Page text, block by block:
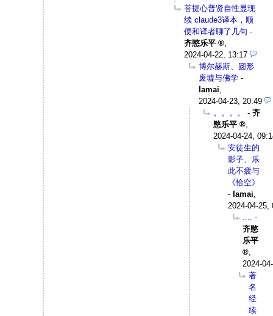
菩提心普贤自性显现
续 claude3译本，顺
便和译者聊了几句 -
齐愍乐平
2024-04-22, 13:17
博尔赫斯、圆形
废墟与佛学 -
Iamai
2024-04-23, 20:49
。。。。
-齐
愍乐平
2024-04-24,
安徒生的
影子、乐
此不疲与
《恰空》
- Iamai
2024-04-25,
-
齐愍
乐平
2024-
著
名
经
续